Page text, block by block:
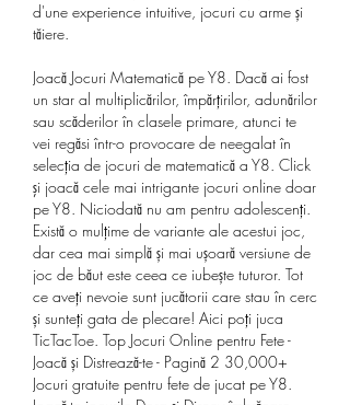
d'une experience intuitive, jocuri cu arme și
tăiere.
Joacă Jocuri Matematică pe Y8. Dacă ai fost
un star al multiplicărilor, împărţirilor, adunărilor
sau scăderilor în clasele primare, atunci te
vei regăsi într-o provocare de neegalat în
selecția de jocuri de matematică a Y8. Click
şi joacă cele mai intrigante jocuri online doar
pe Y8. Niciodată nu am pentru adolescenți.
Există o mulțime de variante ale acestui joc,
dar cea mai simplă și mai ușoară versiune de
joc de băut este ceea ce iubește tuturor. Tot
ce aveți nevoie sunt jucătorii care stau în cerc
și sunteți gata de plecare! Aici poţi juca
TicTacToe. Top Jocuri Online pentru Fete -
Joacă și Distrează-te - Pagină 2 30,000+
Jocuri gratuite pentru fete de jucat pe Y8.